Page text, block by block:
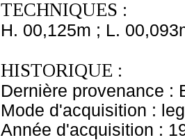
TECHNIQUES :
H. 00,125m ; L.
HISTORIQUE :
Dernière provenance :
Mode d'acquisition :
Année d'acquisition :